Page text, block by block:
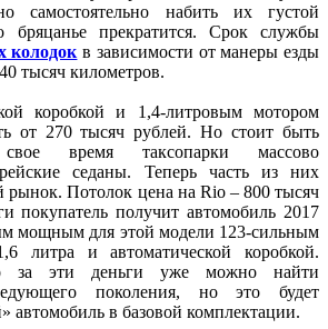
самостоятельно набить их густой
бряцанье прекратится. Срок службы
колодок в зависимости от манеры езды
тысяч километров.
коробкой и 1,4-литровым мотором
от 270 тысяч рублей. Но стоит быть
время таксопарки массово
седаны. Теперь часть из них
рынок. Потолок цена на Rio – 800 тысяч
покупатель получит автомобиль 2017
мощным для этой модели 123-сильным
литра и автоматической коробкой.
за эти деньги уже можно найти
поколения, но это будет
автомобиль в базовой комплектации.